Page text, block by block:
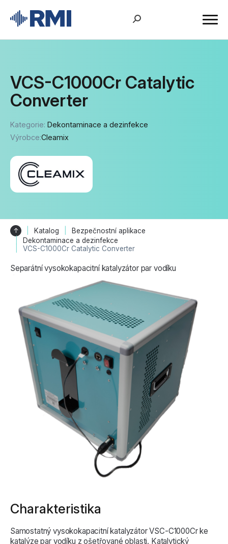
VCS-C1000Cr Catalytic
Converter
Kategorie: Dekontaminace a dezinfekce
Výrobce:Cleamix
↑ Katalog
Bezpečnostní aplikace
Dekontaminace a dezinfekce
VCS-C1000Cr Catalytic Converter
Separátní vysokokapacitní katalyzátor par vodíku
Charakteristika
Samostatný vysokokapacitní katalyzátor VSC-C1000Cr ke
katalýze par vodíku z ošetřované oblasti. Katalytický